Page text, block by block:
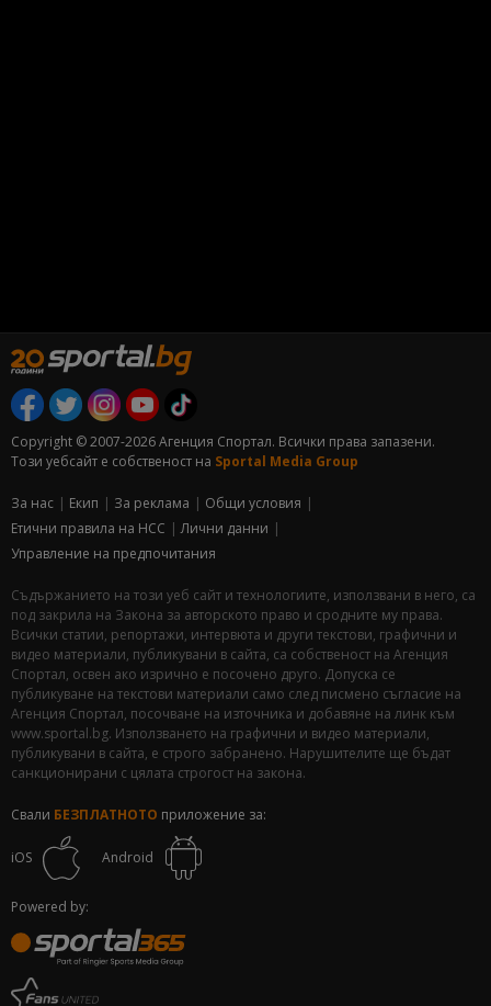
Copyright © 2007-2026 Агенция Спортал. Всички права запазени.
Този уебсайт е собственост на Sportal Media Group
За нас Екип За рекламa
Общи условия
Етични правила на НСС
Лични данни
Управление на предпочитания
Съдържанието на този уеб сайт и технологиите, използвани в него, са
под закрила на Закона за авторското право и сродните му права.
Всички статии, репортажи, интервюта и други текстови, графични и
видео материали, публикувани в сайта, са собственост на Агенция
Спортал, освен ако изрично е посочено друго. Допуска се
публикуване на текстови материали само след писмено съгласие на
Агенция Спортал, посочване на източника и добавяне на линк към
www.sportal.bg. Използването на графични и видео материали,
публикувани в сайта, е строго забранено. Нарушителите ще бъдат
санкционирани с цялата строгост на закона.
Свали БЕЗПЛАТНОТО приложение за:
iOS Android
Powered by: